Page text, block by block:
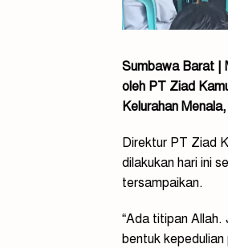
Sumbawa Barat |
oleh PT Ziad
Kelurahan
Direktur PT Ziad
dilakukan hari ini
tersampaikan.
“Ada titipan
bentuk